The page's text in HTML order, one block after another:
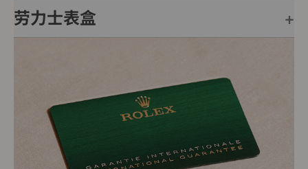
每只劳力士腕表均附有全球五年保用保证，并附上绿色印
章，此印章是超卓天文台精密时计的象征。此认证除了证
劳力士表盒
送礼之用亦非常合适，接收礼物者会感到愉悦非常。